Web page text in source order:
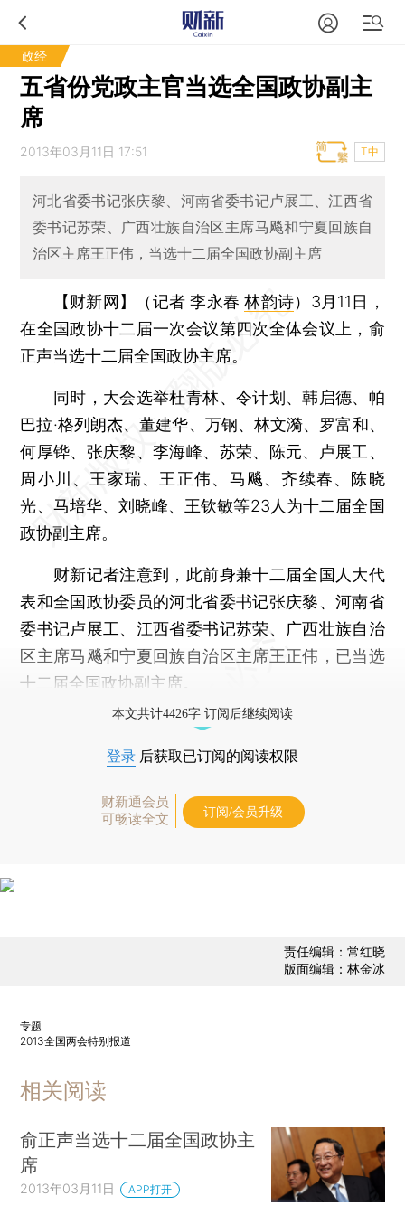
政经
五省份党政主官当选全国政协副主
席
2013年03月11日 17:51 T中
河北省委书记张庆黎、河南省委书记卢展工、江西省
委书记苏荣、广西壮族自治区主席马飚和宁夏回族自
治区主席王正伟，当选十二届全国政协副主席
【财新网】（记者 李永春林韵诗） 3月11日，
在全国政协十二届一次会议第四次全体会议上，俞
正声当选十二届全国政协主席。
同时，大会选举杜青林、令计划、韩启德、帕
巴拉·格列朗杰、董建华、万钢、林文漪、罗富和、
何厚铧、张庆黎、李海峰、苏荣、陈元、卢展工、
周小川、王家瑞、王正伟、马飚、齐续春、陈晓
光、马培华、刘晓峰、王钦敏等23人为十二届全国
政协副主席。
财新记者注意到，此前身兼十二届全国人大代
表和全国政协委员的河北省委书记张庆黎、河南省
委书记卢展工、江西省委书记苏荣、广西壮族自治
区主席马飚和宁夏回族自治区主席王正伟，已当选
十二届全国政协副主席。
本文共计4426字 订阅后继续阅读
登录 后获取已订阅的阅读权限
财新通会员
可畅读全文
订阅/会员升级
责任编辑：常红晓
版面编辑：林金冰
专题
2013全国两会特别报道
相关阅读
俞正声当选十二届全国政协主
席
2013年03月11日 APP打开